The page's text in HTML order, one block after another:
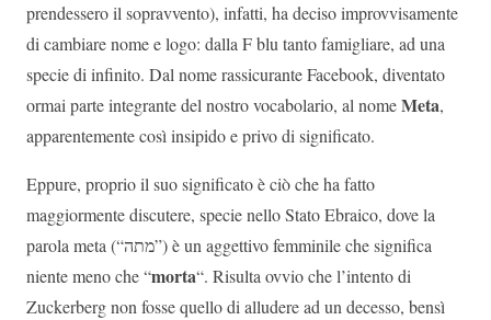
prendessero il sopravvento), infatti, ha deciso improvvisamente
di cambiare nome e logo: dalla F blu tanto famigliare, ad una
specie di infinito. Dal nome rassicurante Facebook, diventato
ormai parte integrante del nostro vocabolario, al nomeMeta,
apparentemente così insipido e privo di significato.
Eppure, proprio il suo significato è ciò che ha fatto
maggiormente discutere, specie nello Stato Ebraico, dove la
parola meta (“מתה”) è un aggettivo femminile che significa
niente meno che “morta“. Risulta ovvio che l’intento di
Zuckerberg non fosse quello di alludere ad un decesso, bensì